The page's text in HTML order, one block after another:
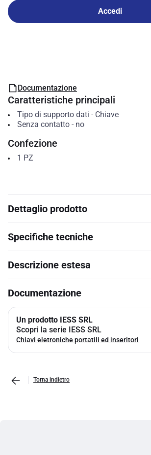
Accedi
Documentazione
Caratteristiche principali
Tipo di supporto dati - Chiave
Senza contatto- no
Confezione
1 PZ
Dettaglio prodotto
Specifiche tecniche
Descrizione estesa
Documentazione
Un prodotto IESS SRL
Scopri la serie IESS SRL
Chiavi eletroniche portatili ed inseritori
Torna indietro